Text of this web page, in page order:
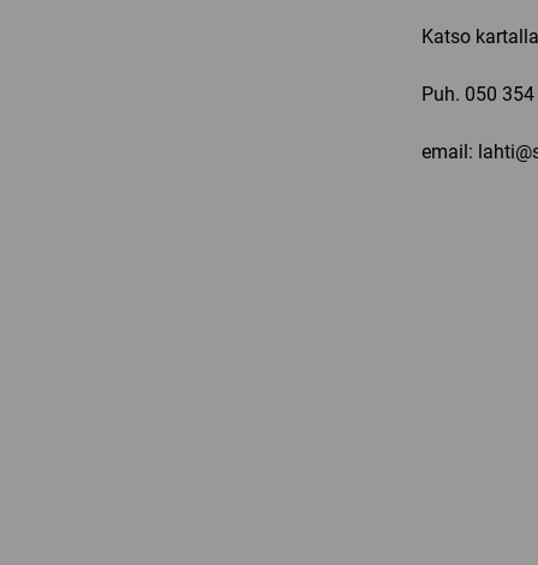
Katso kartalla
Puh. 050
email: